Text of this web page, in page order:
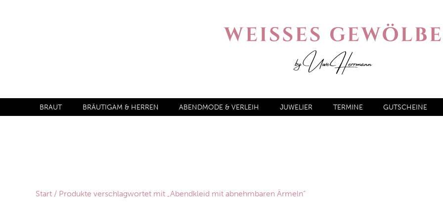
BRAUT BRÄUTIGAM & HERREN ABENDMODE & VERLEIH JUWELIER TERMINE GUTSCHEINE
Start / Produkte verschlagwortet mit „Abendkleid mit abnehmbaren Ärmeln“